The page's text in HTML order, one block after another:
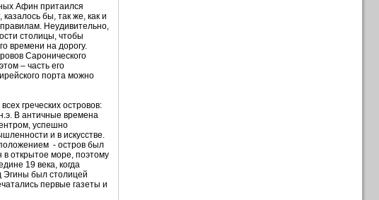
Афин притаился
бы, так же, как и
Неудивительно,
столицы, чтобы
времени на дорогу.
Саронического
– часть его
порта можно
греческих островов:
В античные времена
успешно
и в искусстве.
- остров был
открытое море, поэтому
19 века, когда
Эгины был столицей
первые газеты и